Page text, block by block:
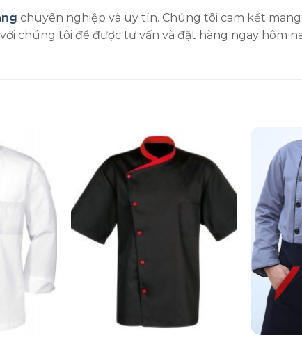
chuyên nghiệp và uy tín. Chúng tôi cam kết
chúng tôi để được tư vấn và đặt hàng ngay hôm